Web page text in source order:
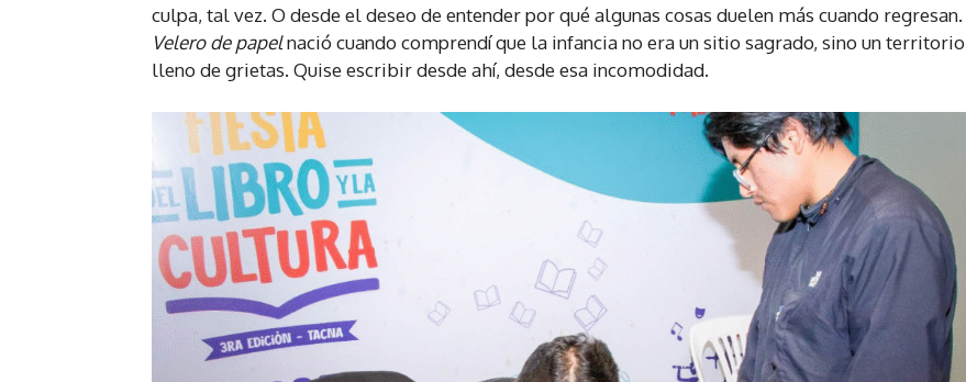
culpa, tal vez. O desde el deseo de entender por qué algunas cosas duelen más cuando regresan.
Velero de papelnació cuando comprendí que la infancia no era un sitio sagrado, sino un territorio
lleno de grietas. Quise escribir desde ahí, desde esa incomodidad.